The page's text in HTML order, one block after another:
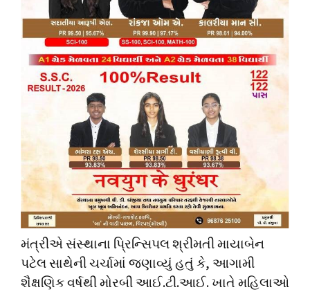
મંત્રીએ સંસ્થાના પ્રિન્સિપલ શ્રીમતી માયાબેન
પટેલ સાથેની ચર્ચામાં જણાવ્યું હતું કે, આગામી
શૈક્ષણિક વર્ષથી મોરબી આઈ.ટી.આઈ. ખાતે મહિલાઓ